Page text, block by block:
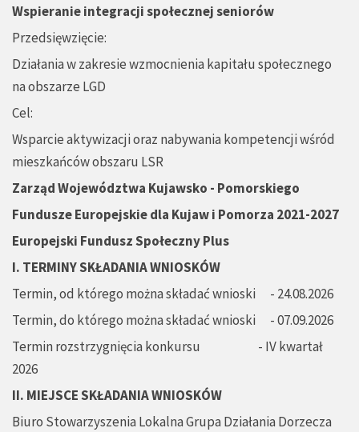
Wspieranie integracji społecznej seniorów
Przedsięwzięcie:
Działania w zakresie wzmocnienia kapitału społecznego
na obszarze LGD
Cel:
Wsparcie aktywizacji oraz nabywania kompetencji wśród
mieszkańców obszaru LSR
Zarząd Województwa Kujawsko - Pomorskiego
Fundusze Europejskie dla Kujaw i Pomorza 2021-2027
Europejski Fundusz Społeczny Plus
I. TERMINY SKŁADANIA WNIOSKÓW
Termin, od którego można składać wnioski - 24.08.2026
Termin, do którego można składać wnioski - 07.09.2026
Termin rozstrzygnięcia konkursu - IV kwartał
2026
II. MIEJSCE SKŁADANIA WNIOSKÓW
Biuro Stowarzyszenia Lokalna Grupa Działania Dorzecza